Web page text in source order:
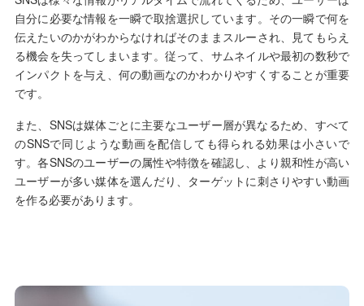
自分に必要な情報を一瞬で取捨選択しています。その一瞬で何を
伝えたいのかがわからなければそのままスルーされ、見てもらえ
る機会を失ってしまいます。従って、サムネイルや最初の数秒で
インパクトを与え、何の動画なのかわかりやすくすることが重要
です。
また、SNSは媒体ごとに主要なユーザー層が異なるため、すべて
のSNSで同じような動画を配信しても得られる効果は小さいで
す。各SNSのユーザーの属性や特徴を確認し、より親和性が高い
ユーザーが多い媒体を選んだり、ターゲットに刺さりやすい動画
を作る必要があります。